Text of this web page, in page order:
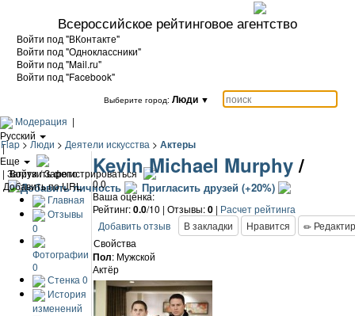
Всероссийское рейтинговое агентство
Войти под "ВКонтакте"
Войти под "Одноклассники"
Войти под "Mail.ru"
Войти под "Facebook"
Выберите город: Люди ▼
Модерация |
Русский
|
Еще
|Войти / Зарегистрироваться
Добавить личность Пригласить друзей (+20%)
Flap>Люди > Деятели искусства > Актеры
Загрузить фото
Добавить по URL
Главная
Отзывы
0
Фотографии
0
Стенка0
История
изменений
Kevin Michael Murphy/
0.0
Ваша оценка:
Рейтинг:0.0/10 | Отзывы:0 | Расчет рейтинга
Добавить отзыв
В закладки Нравится
Свойства
Пол: Мужской
Актёр